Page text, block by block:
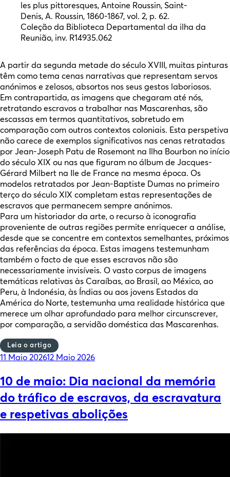
les plus pittoresques, Antoine Roussin, Saint-
Denis, A. Roussin, 1860-1867, vol. 2, p. 62.
Coleção da Biblioteca Departamental da ilha da
Reunião, inv. R14935.062
A partir da segunda metade do século XVIII, muitas pinturas
têm como tema cenas narrativas que representam servos
anónimos e zelosos, absortos nos seus gestos laboriosos.
Em contrapartida, as imagens que chegaram até nós,
retratando escravos a trabalhar nas Mascarenhas, são
escassas em termos quantitativos, sobretudo em
comparação com outros contextos coloniais. Esta perspetiva
não carece de exemplos significativos nas cenas retratadas
por Jean-Joseph Patu de Rosemont na Ilha Bourbon no início
do século XIX ou nas que figuram no álbum de Jacques-
Gérard Milbert na Ile de France na mesma época. Os
modelos retratados por Jean-Baptiste Dumas no primeiro
terço do século XIX completam estas representações de
escravos que permanecem sempre anónimos.
Para um historiador da arte, o recurso à iconografia
proveniente de outras regiões permite enriquecer a análise,
desde que se concentre em contextos semelhantes, próximos
das referências da época. Estas imagens testemunham
também o facto de que esses escravos não são
necessariamente invisíveis. O vasto corpus de imagens
temáticas relativas às Caraíbas, ao Brasil, ao México, ao
Peru, à Indonésia, às Índias ou aos jovens Estados da
América do Norte, testemunha uma realidade histórica que
merece um olhar aprofundado para melhor circunscrever,
por comparação, a servidão doméstica das Mascarenhas.
Leia o artigo
Posted
11 Maio 202612 Maio 2026
10 de maio: Dia nacional da memória
do tráfico de escravos, da escravatura
e respetivas abolições